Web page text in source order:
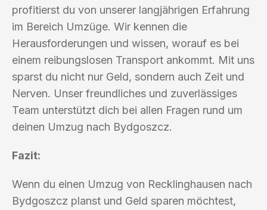
profitierst du von unserer langjährigen Erfahrung
im Bereich Umzüge. Wir kennen die
Herausforderungen und wissen, worauf es bei
einem reibungslosen Transport ankommt. Mit uns
sparst du nicht nur Geld, sondern auch Zeit und
Nerven. Unser freundliches und zuverlässiges
Team unterstützt dich bei allen Fragen rund um
deinen Umzug nach Bydgoszcz.
Fazit:
Wenn du einen Umzug von Recklinghausen nach
Bydgoszcz planst und Geld sparen möchtest,